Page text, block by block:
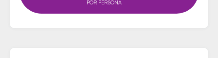
POR PERSONA